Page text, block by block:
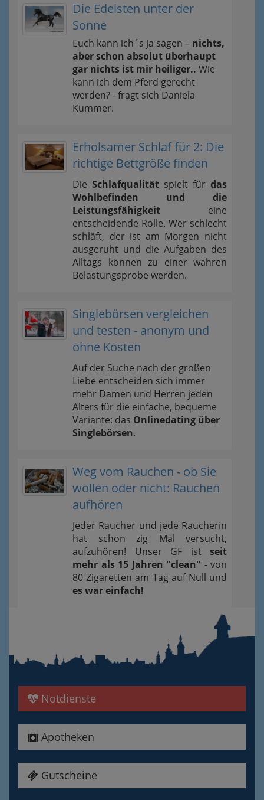
Die Edelsten unter der
Sonne
Euch kann ich´s ja sagen – nichts,
aber schon absolut überhaupt
gar nichts ist mir heiliger.. Wie
kann ich dem Pferd gerecht
werden? - fragt sich Daniela
Kummer.
Erholsamer Schlaf für 2: Die
richtige Bettgröße finden
Die Schlafqualität spielt für das
Wohlbefinden und die
Leistungsfähigkeit eine
entscheidende Rolle. Wer schlecht
schläft, der ist am Morgen nicht
ausgeruht und die Aufgaben des
Alltags können zu einer wahren
Belastungsprobe werden.
Singlebörsen vergleichen
und testen - anonym und
ohne Kosten
Auf der Suche nach der großen
Liebe entscheiden sich immer
mehr Damen und Herren jeden
Alters für die einfache, bequeme
Variante: das Onlinedating über
Singlebörsen.
Weg vom Rauchen - ob Sie
wollen oder nicht: Rauchen
aufhören
Jeder Raucher und jede Raucherin
hat schon zig Mal versucht,
aufzuhören! Unser GF ist seit
mehr als 15 Jahren "clean" - von
80 Zigaretten am Tag auf Null und
es war einfach!
Notdienste
Apotheken
Gutscheine